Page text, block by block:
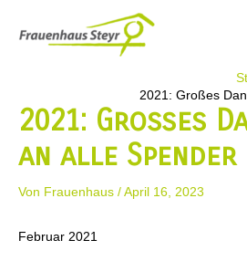
Inhalt
springen
2021: Großes
2021: Großes
an alle Spender
Von Frauenhaus /April 16, 2023
Februar 2021